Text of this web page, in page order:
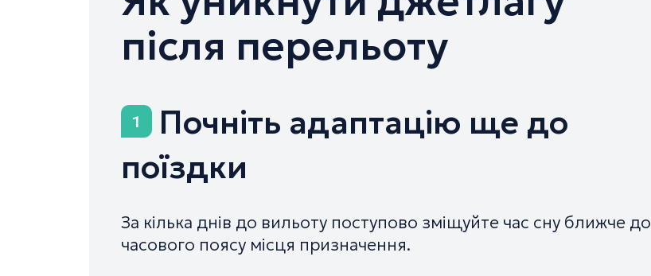
після перельоту
1
Почніть адаптацію ще до
поїздки
За кілька днів до вильоту поступово зміщуйте час сну ближче до
часового поясу місця призначення.